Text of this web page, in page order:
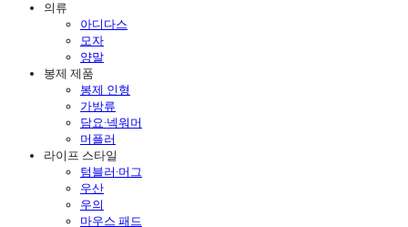
의류
아디다스
모자
양말
봉제 제품
봉제 인형
가방류
담요·넥워머
머플러
라이프 스타일
텀블러·머그
우산
우의
마우스 패드